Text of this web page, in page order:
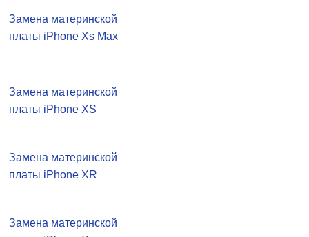
Замена материнской
платы iPhone Xs Max
Замена материнской
платы iPhone XS
Замена материнской
платы iPhone XR
Замена материнской